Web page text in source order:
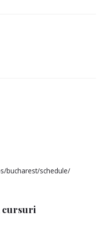
bucharest/schedule/
cursuri